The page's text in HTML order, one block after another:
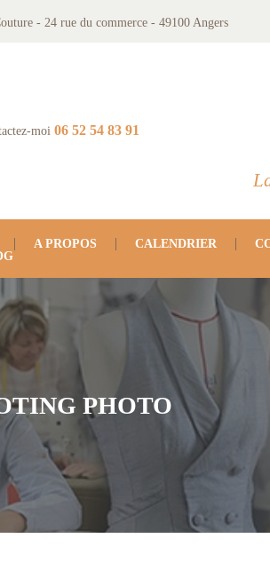
- 24 rue du commerce - 49100 Angers
moi 06 52 54 83 91
A PROPOS CALENDRIER
PHOTO